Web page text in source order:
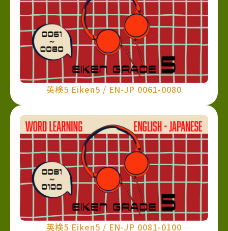
英検5 Eiken5 / EN-JP 0061-0080
英検5 Eiken5 / EN-JP 0081-0100